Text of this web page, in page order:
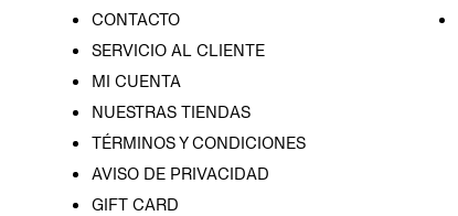
CONTACTO
SERVICIO AL CLIENTE
MI CUENTA
NUESTRAS TIENDAS
TÉRMINOS Y CONDICIONES
AVISO DE PRIVACIDAD
GIFT CARD